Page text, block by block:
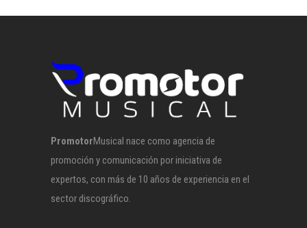
PromotorMusical nace como agencia de
promoción y comunicación por iniciativa de
expertos, con más de 10 años de experiencia en el
sector discográfico.